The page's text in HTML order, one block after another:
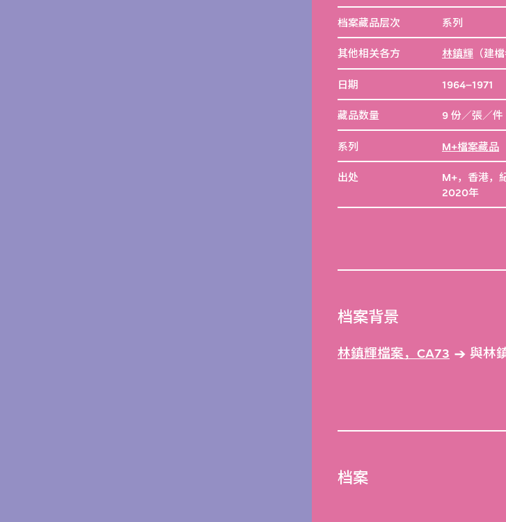
档案藏品层次 系列
其他相关各方 林鎮輝（建檔
日期 1964–1971
藏品数量 9 份／張／件
系列 M+檔案藏品
出处
M+，香港，
2020年
档案背景
林鎮輝檔案，CA73 與林
档案